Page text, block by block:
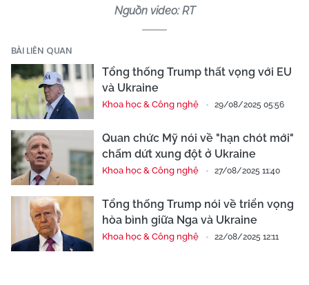
Nguồn video: RT
BÀI LIÊN QUAN
Tổng thống Trump thất vọng với EU
và Ukraine
Khoa học & Công nghệ 29/08/2025 05:56
Quan chức Mỹ nói về "hạn chót mới"
chấm dứt xung đột ở Ukraine
Khoa học & Công nghệ 27/08/2025 11:40
Tổng thống Trump nói về triển vọng
hòa bình giữa Nga và Ukraine
Khoa học & Công nghệ 22/08/2025 12:11